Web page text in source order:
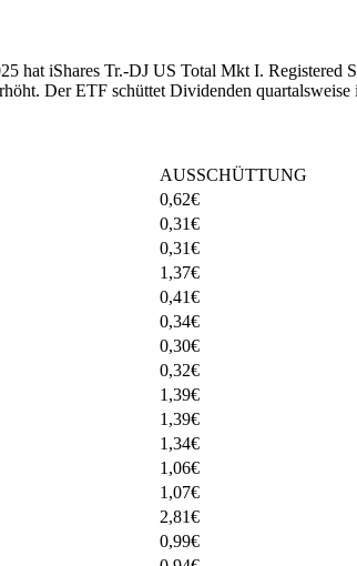
hat iShares Tr.-DJ US Total Mkt I. Registered
. Der ETF schüttet Dividenden
AUSSCHÜTTUNG
0,62€
0,31€
0,31€
1,37€
0,41€
0,34€
0,30€
0,32€
1,39€
1,39€
1,34€
1,06€
1,07€
2,81€
0,99€